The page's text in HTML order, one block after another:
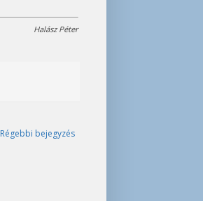
Halász Péter
Régebbi bejegyzés